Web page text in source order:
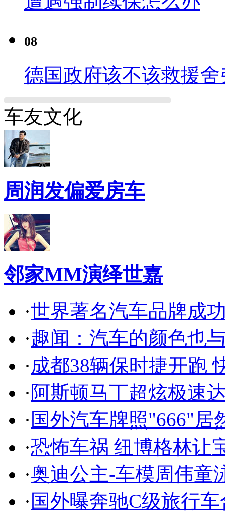
08
德国政府该不该救援舍
车友文化
周润发偏爱房车
邻家MM演绎世嘉
·世界著名汽车品牌成
·趣闻：汽车的颜色也
·成都38辆保时捷开跑
·阿斯顿马丁超炫极速
· 国外汽车牌照"666"居
·恐怖车祸 纽博格林让
·奥迪公主-车模周伟童
· 国外曝奔驰C级旅行